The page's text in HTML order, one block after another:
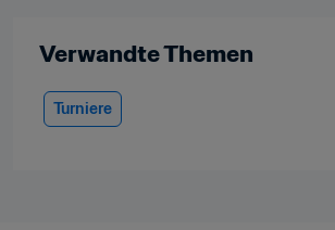
Verwandte Themen
Turniere